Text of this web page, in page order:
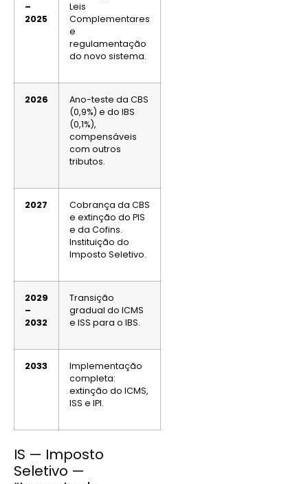
–
2025
Leis
Complementares
e
regulamentação
do novo sistema.
2026
Ano-teste da CBS
(0,9%) e do IBS
(0,1%),
compensáveis
com outros
tributos.
2027
Cobrança da CBS
e extinção do PIS
e da Cofins.
Instituição do
Imposto Seletivo.
2029
–
2032
Transição
gradual do ICMS
e ISS para o IBS.
2033
Implementação
completa:
extinção do ICMS,
ISS e IPI.
IS — Imposto
Seletivo —